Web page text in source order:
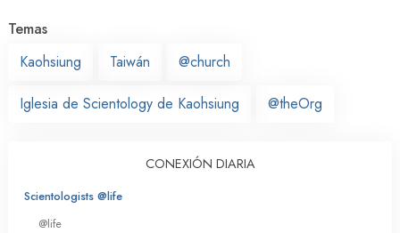
Temas
Kaohsiung
Taiwán @church
Iglesia de Scientology de Kaohsiung @theOrg
CONEXIÓN DIARIA
Scientologists @life
@life